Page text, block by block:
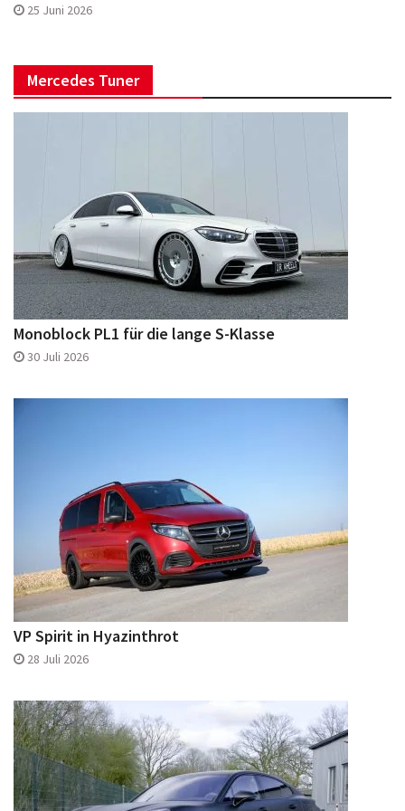
25 Juni 2026
Mercedes Tuner
Monoblock PL1 für die lange S-Klasse
30 Juli 2026
VP Spirit in Hyazinthrot
28 Juli 2026